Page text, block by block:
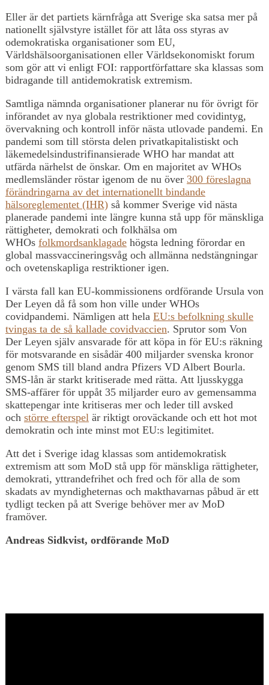
Eller är det partiets kärnfråga att Sverige ska satsa mer på
nationellt självstyre istället för att låta oss styras av
odemokratiska organisationer som EU,
Världshälsoorganisationen eller Världsekonomiskt forum
som gör att vi enligt FOI: rapportförfattare ska klassas som
bidragande till antidemokratisk extremism.
Samtliga nämnda organisationer planerar nu för övrigt för
införandet av nya globala restriktioner med covidintyg,
övervakning och kontroll inför nästa utlovade pandemi. En
pandemi som till största delen privatkapitalistiskt och
läkemedelsindustrifinansierade WHO har mandat att
utfärda närhelst de önskar. Om en majoritet av WHOs
medlemsländer röstar igenom de nu över 300 föreslagna
förändringarna av det internationellt bindande
hälsoreglementet (IHR) så kommer Sverige vid nästa
planerade pandemi inte längre kunna stå upp för mänskliga
rättigheter, demokrati och folkhälsa om
WHOs folkmordsanklagade högsta ledning förordar en
global massvaccineringsvåg och allmänna nedstängningar
och ovetenskapliga restriktioner igen.
I värsta fall kan EU-kommissionens ordförande Ursula von
Der Leyen då få som hon ville under WHOs
covidpandemi. Nämligen att hela EU:s befolkning skulle
tvingas ta de så kallade covidvaccien. Sprutor som Von
Der Leyen själv ansvarade för att köpa in för EU:s räkning
för motsvarande en sisådär 400 miljarder svenska kronor
genom SMS till bland andra Pfizers VD Albert Bourla.
SMS-lån är starkt kritiserade med rätta. Att ljusskygga
SMS-affärer för uppåt 35 miljarder euro av gemensamma
skattepengar inte kritiseras mer och leder till avsked
och större efterspel är riktigt oroväckande och ett hot mot
demokratin och inte minst mot EU:s legitimitet.
Att det i Sverige idag klassas som antidemokratisk
extremism att som MoD stå upp för mänskliga rättigheter,
demokrati, yttrandefrihet och fred och för alla de som
skadats av myndigheternas och makthavarnas påbud är ett
tydligt tecken på att Sverige behöver mer av MoD
framöver.
Andreas Sidkvist, ordförande MoD